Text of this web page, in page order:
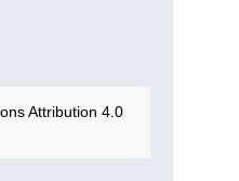
Attribution 4.0